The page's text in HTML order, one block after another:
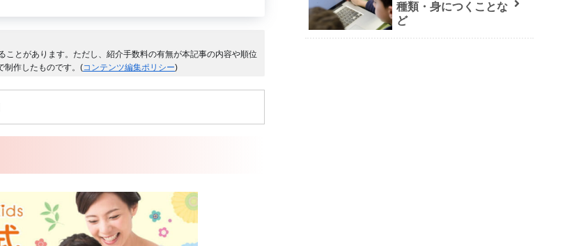
とがあります。ただし、紹介手数料の有無が本記事の内容や順位
制作したものです。(コンテンツ編集ポリシー)
種類・身につくことな
ど